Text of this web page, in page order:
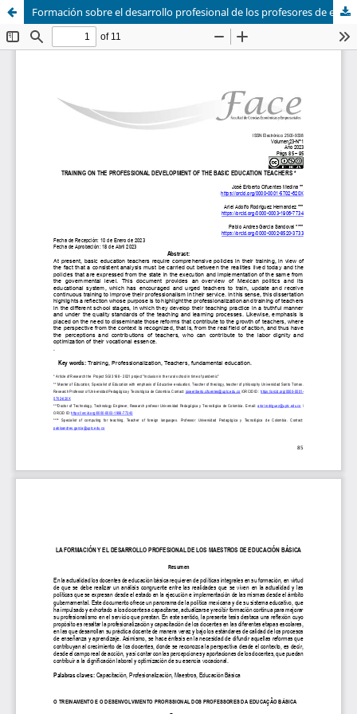
Formación sobre el desarrollo profesional de los profesores de educación básica